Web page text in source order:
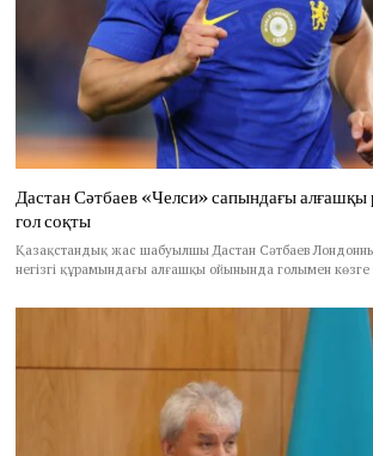
Дастан Сәтбаев «Челси» сапындағы
гол соқты
Қазақстандық жас шабуылшы Дастан Сәтбаев
негізгі құрамындағы алғашқы ойынында голымен көзге